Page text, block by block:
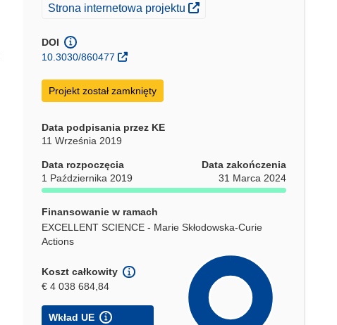
(odnośnik otworzy się w nowym oknie)
Strona internetowa projektu
DOI
10.3030/860477
Projekt został zamknięty
Data podpisania przez KE
11 Września 2019
Data rozpoczęcia
1 Października 2019
Data zakończenia
31 Marca 2024
Finansowanie w ramach
EXCELLENT SCIENCE - Marie Skłodowska-Curie
Actions
Koszt całkowity
€ 4 038 684,84
Wkład UE